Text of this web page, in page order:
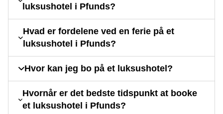
luksushotel i Pfunds?
Hvad er fordelene ved en ferie på et
luksushotel i Pfunds?
Hvor kan jeg bo på et luksushotel?
Hvornår er det bedste tidspunkt at booke
et luksushotel i Pfunds?